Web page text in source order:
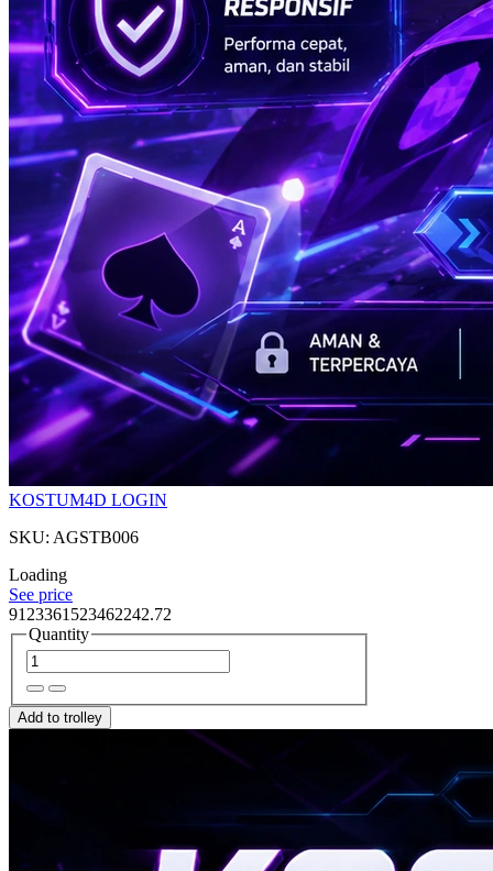
KOSTUM4D LOGIN
SKU: AGSTB006
Loading
See price
9123361523462242.72
Quantity
Add to trolley